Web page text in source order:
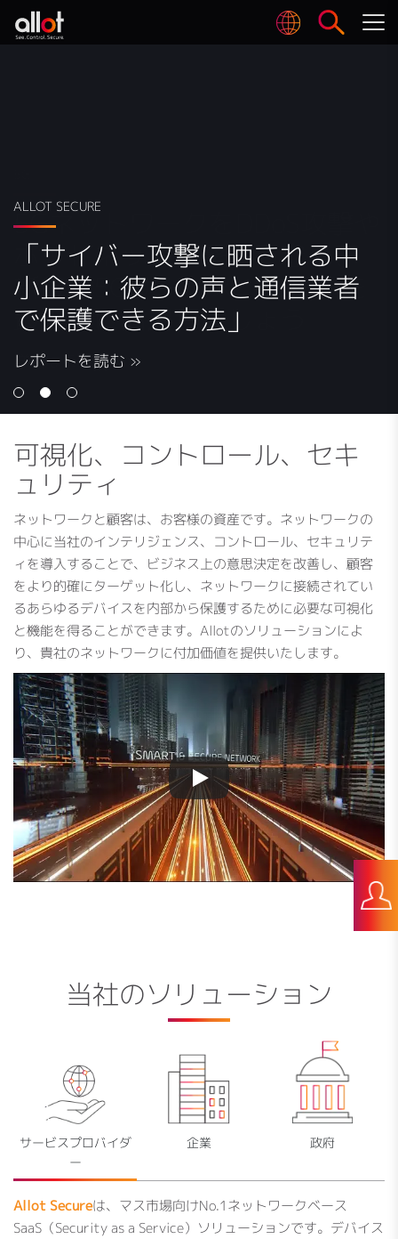
ALLOT SECURE
「サイバー攻撃に晒される中
小企業：彼らの声と通信業者
で保護できる方法」
レポートを読む »
5GネットワークをDDoS攻撃や
ボットネット攻撃から守り、
新しい5Gサービスへの投資を
最大限に活用しましょう
詳細はこちら »
Broadcom、Symantecのパー
トナー様及びユーザ様の
PacketShaperから、Allot SSG
への移行のチャンスです。
詳細はこちら »
可視化、コントロール、セキ
ュリティ
ネットワークと顧客は、お客様の資産です。ネットワークの
中心に当社のインテリジェンス、コントロール、セキュリテ
ィを導入することで、ビジネス上の意思決定を改善し、顧客
をより的確にターゲット化し、ネットワークに接続されてい
るあらゆるデバイスを内部から保護するために必要な可視化
と機能を得ることができます。Allotのソリューションによ
り、貴社のネットワークに付加価値を提供いたします。
当社のソリューション
サービスプロバイダ
ー
企業 政府
Allot Secureは、マス市場向けNo.1ネットワークベース
SaaS（Security as a Service）ソリューションです。デバイス